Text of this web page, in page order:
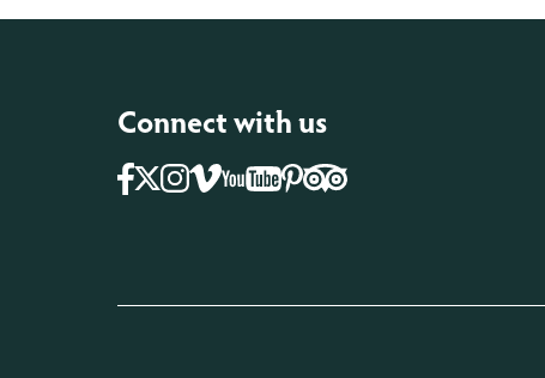
Connect with us
Facebook
X Instagram
VimeoYoutubePinterest
Tripadvisor